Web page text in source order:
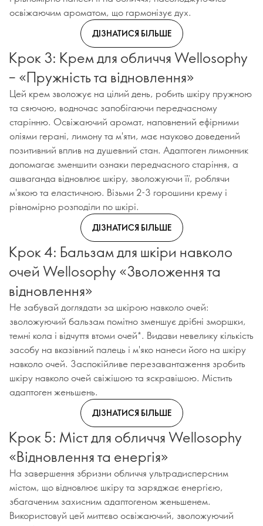
освіжаючим ароматом, що гармонізує дух.
ДІЗНАТИСЯ БІЛЬШЕ
Крок 3: Крем для обличчя Wellosophy
– «Пружність та відновлення»
Цей крем зволожує на цілий день, робить шкіру пружною
та сяючою, водночас запобігаючи передчасному
старінню. Освіжаючий аромат, наповнений ефірними
оліями герані, лимону та м'яти, має науково доведений
позитивний вплив на душевний стан. Адаптоген лимонник
допомагає зменшити ознаки передчасного старіння, а
ашваганда відновлює шкіру, зволожуючи її, роблячи
м'якою та еластичною. Візьми 2-3 горошини крему і
рівномірно розподіли по шкірі.
ДІЗНАТИСЯ БІЛЬШЕ
Крок 4: Бальзам для шкіри навколо
очей Wellosophy «Зволоження та
відновлення»
Не забувай доглядати за шкірою навколо очей:
зволожуючий бальзам помітно зменшує дрібні зморшки,
темні кола і відчуття втоми очей*. Видави невелику кількість
засобу на вказівний палець і м'яко нанеси його на шкіру
навколо очей. Заспокійливе перезавантаження зробить
шкіру навколо очей свіжішою та яскравішою. Містить
адаптоген женьшень.
ДІЗНАТИСЯ БІЛЬШЕ
Крок 5: Міст для обличчя Wellosophy
«Відновлення та енергія»
На завершення збризни обличчя ультрадисперсним
містом, що відновлює шкіру та заряджає енергією,
збагаченим захисним адаптогеном женьшенем.
Використовуй цей миттєво освіжаючий, зволожуючий